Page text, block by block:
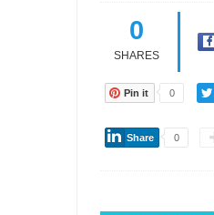
0
SHARES
Pin it 0
Share 0